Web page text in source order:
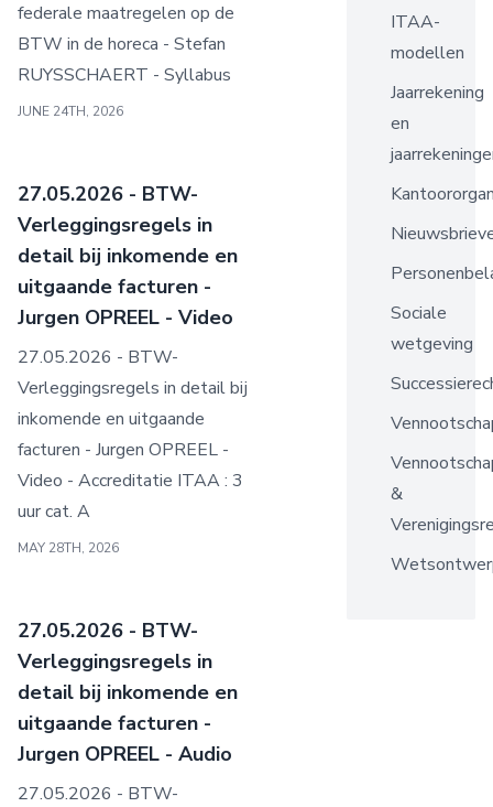
federale maatregelen op de
BTW in de horeca - Stefan
RUYSSCHAERT - Syllabus
JUNE 24TH, 2026
27.05.2026 - BTW-
Verleggingsregels in
detail bij inkomende en
uitgaande facturen -
Jurgen OPREEL - Video
27.05.2026 - BTW-
Verleggingsregels in detail bij
inkomende en uitgaande
facturen - Jurgen OPREEL -
Video - Accreditatie ITAA : 3
uur cat. A
MAY 28TH, 2026
27.05.2026 - BTW-
Verleggingsregels in
detail bij inkomende en
uitgaande facturen -
Jurgen OPREEL - Audio
27.05.2026 - BTW-
ITAA-
modellen
Jaarrekening
en
Sociale
wetgeving
&